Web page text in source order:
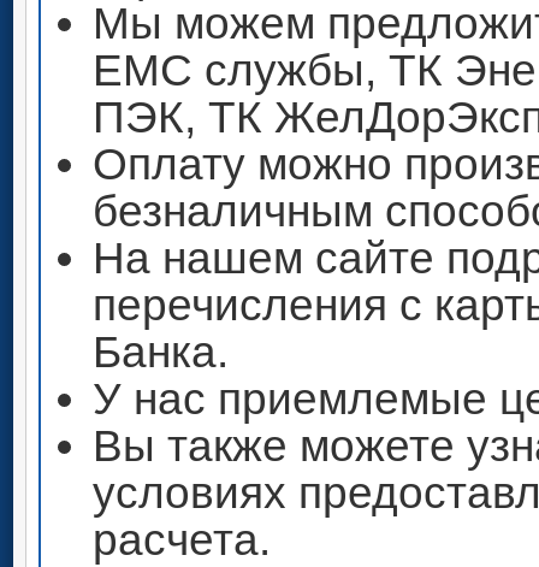
Мы можем
ЕМС службы, ТК
ПЭК, ТК
Оплату можно
безналичным
На нашем сайте
перечисления с
Банка.
У нас приемлемые
Вы также можете
условиях
расчета.